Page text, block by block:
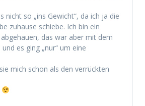
nicht so „ins Gewicht“, da ich ja die
zuhause schiebe. Ich bin ein
das war aber mit dem
es ging „nur“ um eine
mich schon als den verrückten